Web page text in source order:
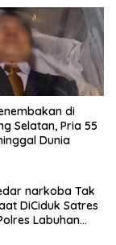
di
Selatan, Pria 55
Dunia
narkoba Tak
DiCiduk Satres
Labuhan